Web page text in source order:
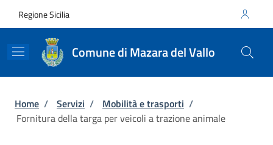
Regione Sicilia
Comune di Mazara del Vallo
Briciole di pane
Home / Servizi / Mobilità e trasporti /
Fornitura della targa per veicoli a trazione animale